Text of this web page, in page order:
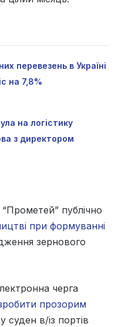
перевезень в Україні
на 7,8%
на логістику
з директором
публічно
при формуванні
зернового
черга
прозорим
суден в/із портів